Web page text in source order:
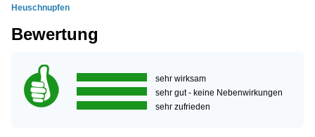
Heuschnupfen
Bewertung
sehr wirksam
sehr gut - keine Nebenwirkungen
sehr zufrieden